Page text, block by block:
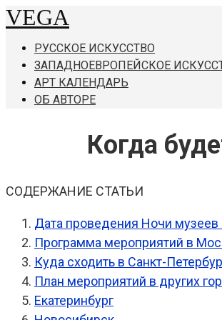
Перейти
контенту
VEGA
РУССКОЕ ИСКУССТВО
ЗАПАДНОЕВРОПЕЙСКОЕ
АРТ КАЛЕНДАРЬ
ОБ АВТОРЕ
Когда
СОДЕРЖАНИЕ СТАТЬИ
Дата проведения Ночи музеев
Программа мероприятий в
Куда сходить в Санкт-
План мероприятий в других
Екатеринбург